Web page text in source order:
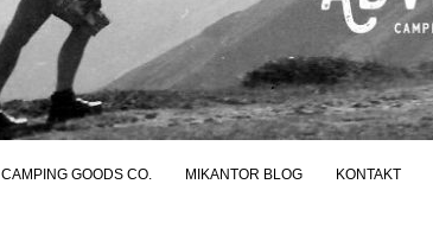
CAMPING GOODS CO. MIKANTOR BLOG KONTAKT